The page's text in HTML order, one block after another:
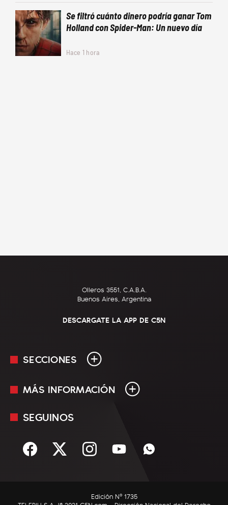
Se filtró cuánto dinero podría ganar Tom
Holland con Spider-Man: Un nuevo día
Hace 1 hora
Olleros 3551, C.A.B.A.
Buenos Aires, Argentina
DESCARGATE LA APP DE C5N
SECCIONES
En Vivo
Sociedad
C5N Autos
MÁS INFORMACIÓN
Mediakit
Términos y condiciones
SEGUINOS
Edición Nº 1735